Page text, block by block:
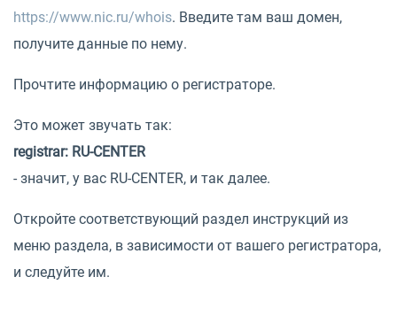
https://www.nic.ru/whois. Введите там ваш домен,
получите данные по нему.
Прочтите информацию о регистраторе.
Это может звучать так:
registrar: RU-CENTER
- значит, у вас RU-CENTER, и так далее.
Откройте соответствующий раздел инструкций из
меню раздела, в зависимости от вашего регистратора,
и следуйте им.